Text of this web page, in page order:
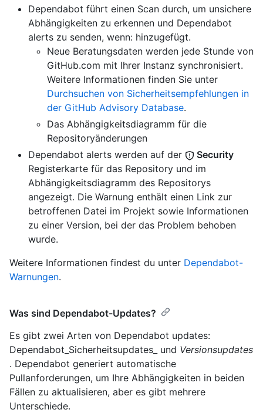
Dependabot führt einen Scan durch, um unsichere
Abhängigkeiten zu erkennen und Dependabot
alerts zu senden, wenn: hinzugefügt.
Neue Beratungsdaten werden jede Stunde von
GitHub.com mit Ihrer Instanz synchronisiert.
Weitere Informationen finden Sie unter
Durchsuchen von Sicherheitsempfehlungen in
der GitHub Advisory Database.
Das Abhängigkeitsdiagramm für die
Repositoryänderungen
Dependabot alerts werden auf der
Security
Registerkarte für das Repository und im
Abhängigkeitsdiagramm des Repositorys
angezeigt. Die Warnung enthält einen Link zur
betroffenen Datei im Projekt sowie Informationen
zu einer Version, bei der das Problem behoben
wurde.
Weitere Informationen findest du unter Dependabot-
Warnungen.
Was sind Dependabot-Updates?
Es gibt zwei Arten von Dependabot updates:
Dependabot_Sicherheitsupdates_ und Versionsupdates
. Dependabot generiert automatische
Pullanforderungen, um Ihre Abhängigkeiten in beiden
Fällen zu aktualisieren, aber es gibt mehrere
Unterschiede.